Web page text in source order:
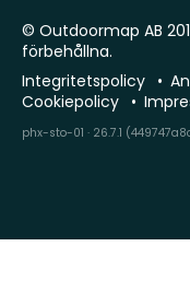
© Outdoormap AB
förbehållna.
Integritetspolicy
Cookiepolicy
phx-sto-01 · 26.7.1